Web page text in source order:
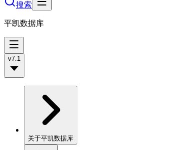
搜索
平凯数据库
v7.1
关于平凯数据库